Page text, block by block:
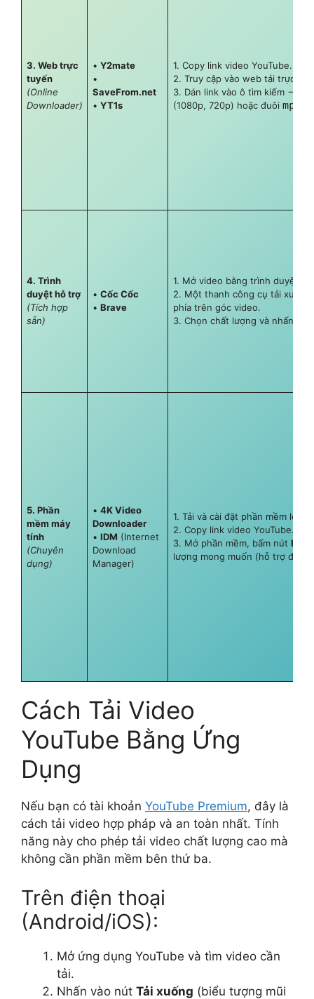
3. Web trực
tuyến
(Online
Downloader)
• Y2mate
•
SaveFrom.net
• YT1s
1. Copy link video YouTube.
2. Truy cập vào web tải trực
3. Dán link vào ô tìm kiếm –>
(1080p, 720p) hoặc đuôi mp3
4. Trình
duyệt hỗ trợ
(Tích hợp
sẵn)
• Cốc Cốc
• Brave
1. Mở video bằng trình duyệt
2. Một thanh công cụ tải
phía trên góc video.
3. Chọn chất lượng và nhấn
5. Phần
mềm máy
tính
(Chuyên
dụng)
• 4K Video
Downloader
• IDM (Internet
Download
Manager)
1. Tải và cài đặt phần mềm lên
2. Copy link video YouTube.
3. Mở phần mềm, bấm nút
lượng mong muốn (hỗ trợ đến
Cách Tải Video
YouTube Bằng Ứng
Dụng
Nếu bạn có tài khoản YouTube Premium, đây là
cách tải video hợp pháp và an toàn nhất. Tính
năng này cho phép tải video chất lượng cao mà
không cần phần mềm bên thứ ba.
Trên điện thoại
(Android/iOS):
Mở ứng dụng YouTube và tìm video cần
tải.
Nhấn vào nút Tải xuống (biểu tượng mũi